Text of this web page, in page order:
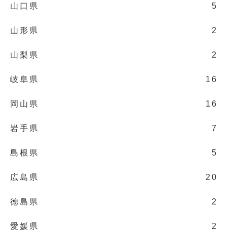
山口県 5
山形県 2
山梨県 2
岐阜県 16
岡山県 16
岩手県 7
島根県 5
広島県 20
徳島県 2
愛媛県 2